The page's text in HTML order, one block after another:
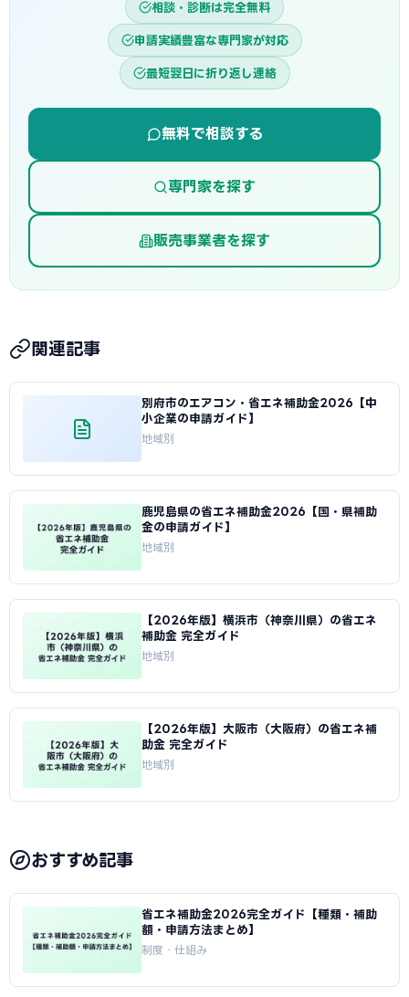
相談・診断は完全無料
申請実績豊富な専門家が対応
最短翌日に折り返し連絡
無料で相談する
専門家を探す
販売事業者を探す
関連記事
別府市のエアコン・省エネ補助金2026【中
小企業の申請ガイド】
地域別
鹿児島県の省エネ補助金2026【国・県補助
金の申請ガイド】
地域別
【2026年版】横浜市（神奈川県）の省エネ
補助金 完全ガイド
地域別
【2026年版】大阪市（大阪府）の省エネ補
助金 完全ガイド
地域別
おすすめ記事
省エネ補助金2026完全ガイド【種類・補助
額・申請方法まとめ】
制度・仕組み